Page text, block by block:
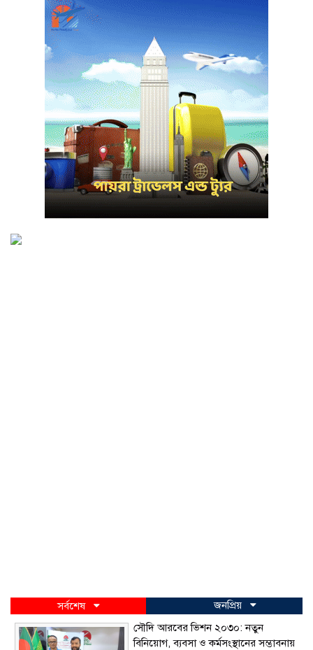
সর্বশেষ
জনপ্রিয়
সৌদি আরবের ভিশন ২০৩০: নতুন
বিনিয়োগ, ব্যবসা ও কর্মসংস্থানের সম্ভাবনায়